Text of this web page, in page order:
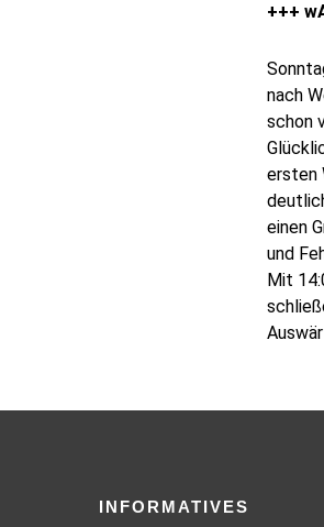
+++
nach
schon
ersten
einen
und
Mit
INFORMATIVES